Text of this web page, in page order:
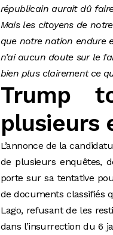
républicain aurait dû
Mais les citoyens de
que notre nation endure
n’ai aucun doute sur le
bien plus clairement ce
Trump
plusieurs
L’annonce de la
de plusieurs enquêtes,
porte sur sa tentative
de documents classifiés
Lago, refusant de les
dans l’insurrection du 6